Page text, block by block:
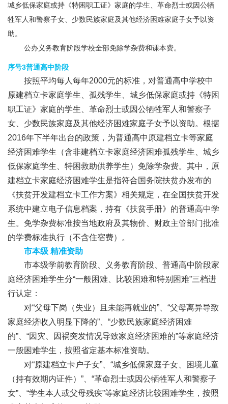
城乡低保家庭或持《特困职工证》家庭的学生、革命烈士或因公牺
牲军人和警察子女、少数民族家庭及其他经济困难家庭子女予以资
助。
公办义务教育阶段学校全部免除学杂费和课本费。
序号3普通高中阶段
按照平均每人每年2000元的标准，对普通高中学校中
原建档立卡家庭学生、孤残学生、城乡低保家庭或持《特困
职工证》家庭的学生、革命烈士或因公牺牲军人和警察子
女、少数民族家庭及其他经济困难家庭子女予以资助。根据
2016年下半年出台的政策，为普通高中原建档立卡等家庭
经济困难学生（含非建档立卡家庭经济困难孤残学生、城乡
低保家庭学生、特困救助供养学生）免除学杂费。其中，原
建档立卡家庭经济困难学生是指符合国务院扶贫办发布的
《扶贫开发建档立卡工作方案》相关规定，在全国扶贫开发
系统中建立电子信息档案，持有《扶贫手册》的普通高中学
生。免学杂费标准按当地政府及其物价、财政主管部门批准
的学费标准执行（不含住宿费）。
市本级 精准资助
市本级学前教育阶段、义务教育阶段、普通高中阶段家
庭经济困难学生分“一般困难、比较困难和特别困难”三档进
行认定：
对“父母下岗（失业）且未能再就业的”、“父母离异导致
家庭经济收入明显下降的”、“少数民族家庭经济困难
的”、“因灾、因祸突发情况导致家庭经济困难的”等家庭经济
一般困难学生，按照省定基本标准资助。
对“原建档立卡户子女”、“城乡低保家庭子女、困境儿童
（持有效期内证件）”、“革命烈士或因公牺牲军人和警察子
女”、“学生本人或父母残疾”等家庭经济比较困难学生，按照